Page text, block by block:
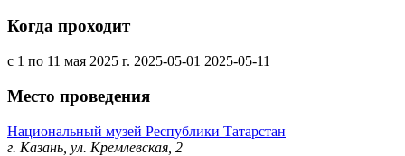
Когда проходит
с 1 по 11 мая 2025 г. 2025-05-01 2025-05-11
Место проведения
Национальный музей Республики Татарстан
г. Казань, ул. Кремлевская, 2